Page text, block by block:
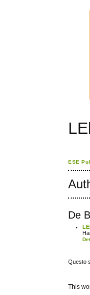
ESE
De
Questo
This